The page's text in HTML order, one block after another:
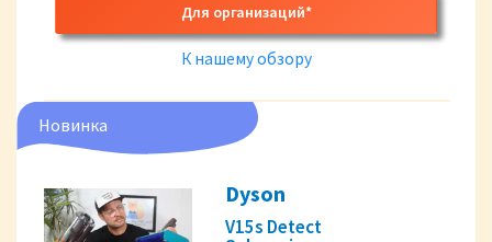
Для организаций*
К нашему обзору
Новинка
Dyson
V15s Detect